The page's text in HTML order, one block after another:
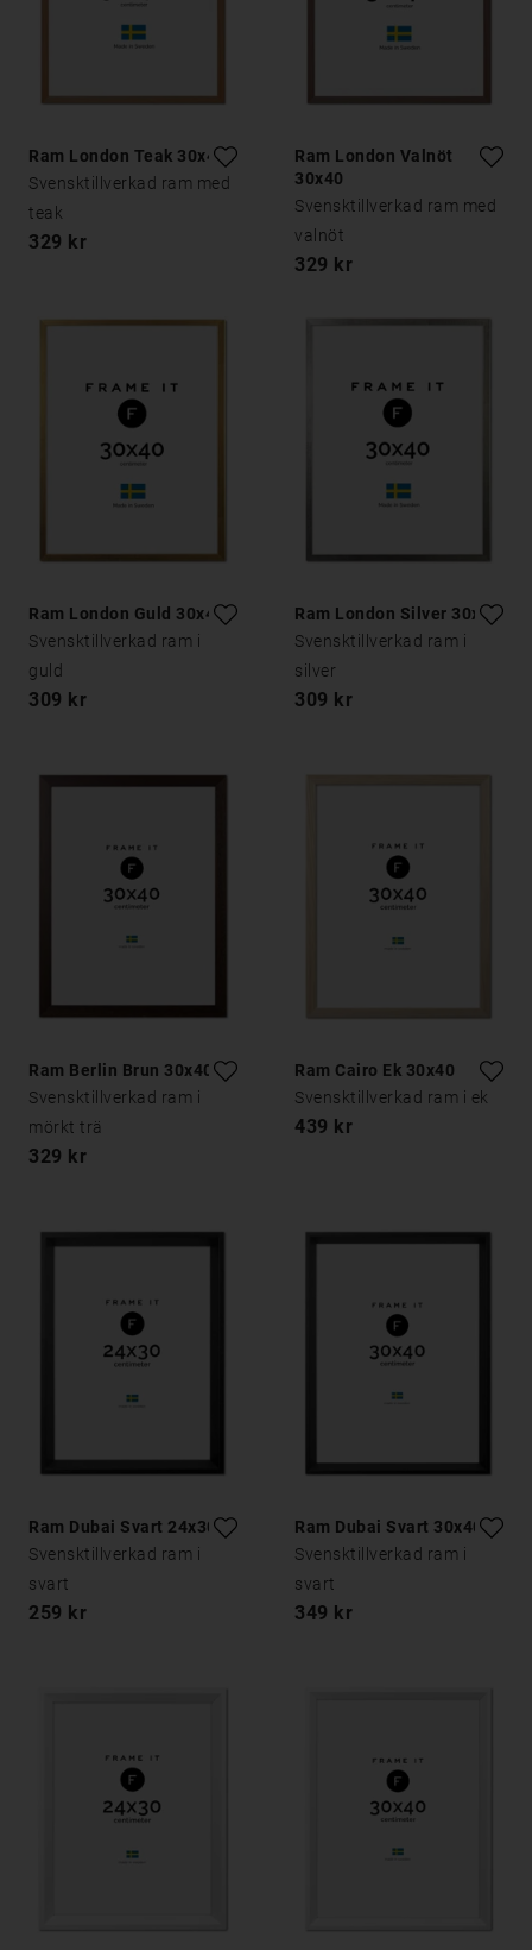
Ram London Teak 30x40
Svensktillverkad ram med
teak
329 kr
Ram London Valnöt
30x40
Svensktillverkad ram med
valnöt
329 kr
Ram London Guld 30x40
Svensktillverkad ram i
guld
309 kr
Ram London Silver 30x40
Svensktillverkad ram i
silver
309 kr
Ram Berlin Brun 30x40
Svensktillverkad ram i
mörkt trä
329 kr
Ram Cairo Ek 30x40
Svensktillverkad ram i ek
439 kr
Ram Dubai Svart 24x30
Svensktillverkad ram i
svart
259 kr
Ram Dubai Svart 30x40
Svensktillverkad ram i
svart
349 kr